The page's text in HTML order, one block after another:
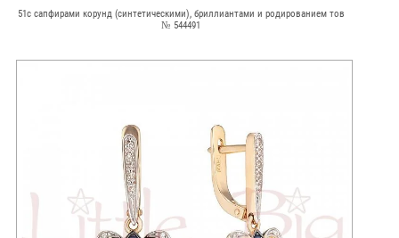
51с сапфирами корунд (синтетическими), бриллиантами и родированием тов
№ 544491